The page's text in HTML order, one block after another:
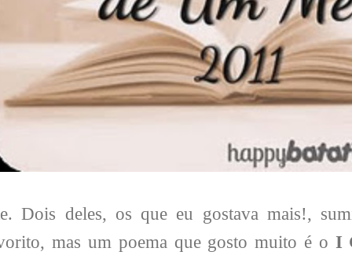
Dois deles, os que eu gostava mais!,
mas um poema que gosto muito é o I